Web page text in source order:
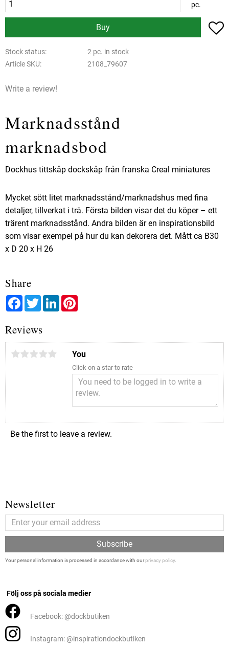
pc.
Buy
Stock status
2 pc. in stock
Article SKU
2108_79607
Write a review!
Marknadsstånd
marknadsbod
Dockhus tittskåp dockskåp från franska Creal miniatures
Mycket sött litet marknadsstånd/marknadshus med fina
detaljer, tillverkat i trä. Första bilden visar det du köper – ett
trärent marknadsstånd. Andra bilden är en inspirationsbild
som visar exempel på hur du kan dekorera det. Mått ca B30
x D 20 x H 26
Share
FacebookTwitterLinkedIn
Reviews
You
Click on a star to rate
Be the first to leave a review.
Newsletter
Subscribe
Your personal information is processed in accordance with ourprivacy policy.
Följ oss på sociala medier
Facebook: @dockbutiken
Instagram: @inspirationdockbutiken